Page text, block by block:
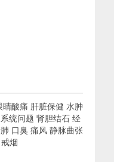
睛酸痛 肝脏保健 水肿
统问题 肾胆结石 经
口臭 痛风 静脉曲张
戒烟